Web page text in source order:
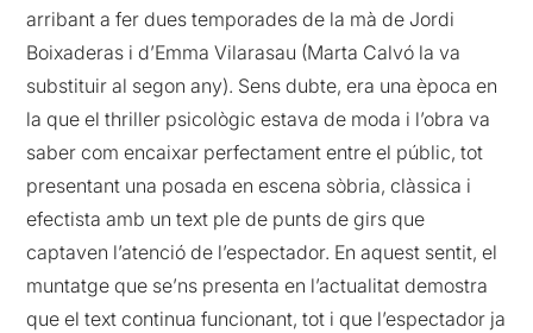
arribant a fer dues temporades de la mà de Jordi
Boixaderas i d’Emma Vilarasau (Marta Calvó la va
substituir al segon any). Sens dubte, era una època en
la que el thriller psicològic estava de moda i l’obra va
saber com encaixar perfectament entre el públic, tot
presentant una posada en escena sòbria, clàssica i
efectista amb un text ple de punts de girs que
captaven l’atenció de l’espectador. En aquest sentit, el
muntatge que se’ns presenta en l’actualitat demostra
que el text continua funcionant, tot i que l’espectador ja